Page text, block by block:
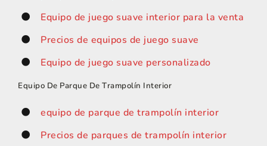
Equipo de juego suave interior para la venta
Precios de equipos de juego suave
Equipo de juego suave personalizado
Equipo De Parque De Trampolín Interior
equipo de parque de trampolín interior
Precios de parques de trampolín interior